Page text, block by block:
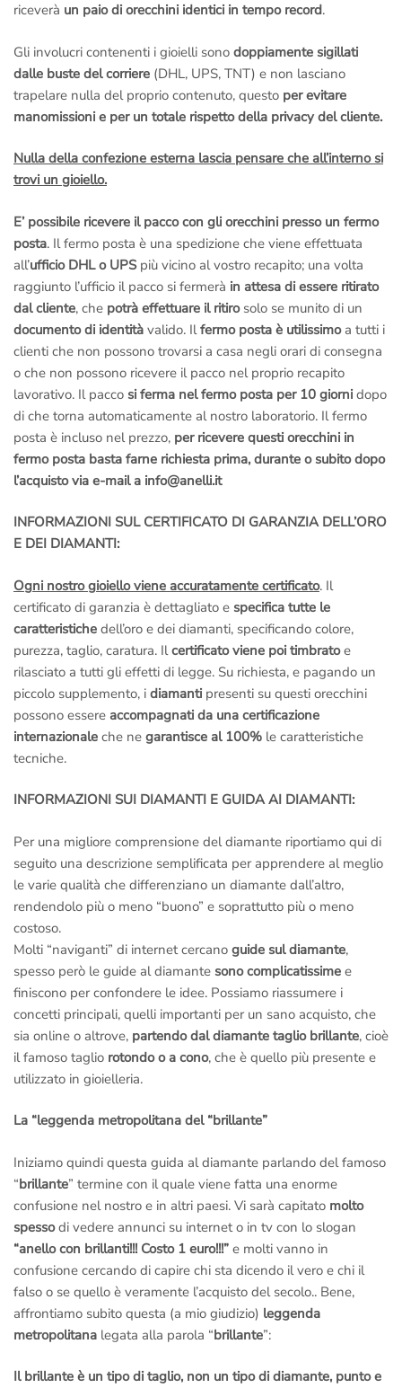
riceverà un paio di orecchini identici in tempo record.
Gli involucri contenenti i gioielli sono doppiamente sigillati
dalle buste del corriere (DHL, UPS, TNT) e non lasciano
trapelare nulla del proprio contenuto, questo per evitare
manomissioni e per un totale rispetto della privacy del cliente.
Nulla della confezione esterna lascia pensare che all’interno si
trovi un gioiello.
E’ possibile ricevere il pacco con gli orecchini presso un fermo
posta. Il fermo posta è una spedizione che viene effettuata
all’ufficio DHL o UPSpiù vicino al vostro recapito; una volta
raggiunto l’ufficio il pacco si fermerà in attesa di essere ritirato
dal cliente, che potrà effettuare il ritirosolo se munito di un
documento di identità valido. Ilfermo posta è utilissimoa tutti i
clienti che non possono trovarsi a casa negli orari di consegna
o che non possono ricevere il pacco nel proprio recapito
lavorativo. Il pacco si ferma nel fermo posta per 10 giorni dopo
di che torna automaticamente al nostro laboratorio. Il fermo
posta è incluso nel prezzo, per ricevere questi orecchini in
fermo posta basta farne richiesta prima, durante o subito dopo
l’acquisto via e-mail a info@anelli.it
INFORMAZIONI SUL CERTIFICATO DI GARANZIA DELL’ORO
E DEI DIAMANTI:
Ogni nostro gioiello viene accuratamente certificato. Il
certificato di garanzia è dettagliato e specifica tutte le
caratteristiche dell’oro e dei diamanti, specificando colore,
purezza, taglio, caratura. Ilcertificato viene poi timbratoe
rilasciato a tutti gli effetti di legge. Su richiesta, e pagando un
piccolo supplemento, i diamanti presenti su questi orecchini
possono essere accompagnati da una certificazione
internazionale che ne garantisce al 100% le caratteristiche
tecniche.
INFORMAZIONI SUI DIAMANTI E GUIDA AI DIAMANTI:
Per una migliore comprensione del diamante riportiamo qui di
seguito una descrizione semplificata per apprendere al meglio
le varie qualità che differenziano un diamante dall’altro,
rendendolo più o meno “buono” e soprattutto più o meno
costoso.
Molti “naviganti” di internet cercano guide sul diamante,
spesso però le guide al diamante sono complicatissime e
finiscono per confondere le idee. Possiamo riassumere i
concetti principali, quelli importanti per un sano acquisto, che
sia online o altrove, partendo dal diamante taglio brillante, cioè
il famoso taglio rotondo o a cono, che è quello più presente e
utilizzato in gioielleria.
La “leggenda metropolitana del “brillante”
Iniziamo quindi questa guida al diamante parlando del famoso
“brillante” termine con il quale viene fatta una enorme
confusione nel nostro e in altri paesi. Vi sarà capitato molto
spessodi vedere annunci su internet o in tv con lo slogan
“anello con brillanti!!! Costo 1 euro!!!” e molti vanno in
confusione cercando di capire chi sta dicendo il vero e chi il
falso o se quello è veramente l’acquisto del secolo.. Bene,
affrontiamo subito questa (a mio giudizio) leggenda
metropolitana legata alla parola “brillante”:
Il brillante è un tipo di taglio, non un tipo di diamante, punto e